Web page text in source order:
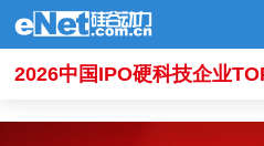
2026中国IPO硬科技企业